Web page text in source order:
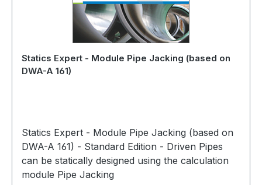
Statics Expert - Module Pipe Jacking (based on
DWA-A 161)
Statics Expert - Module Pipe Jacking (based on
DWA-A 161) - Standard Edition - Driven Pipes
can be statically designed using the calculation
module Pipe Jacking